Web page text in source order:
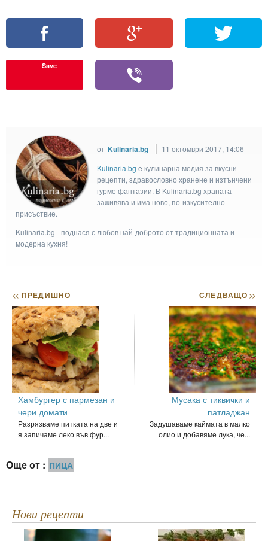
Save
от Kulinaria.bg
11 октомври 2017, 14:06
Kulinaria.bg e кулинарна медия за вкусни
рецепти, здравословно хранене и изтънчени
гурме фантазии. В Kulinaria.bg храната
заживява и има ново, по-изкусително
присъствие.
Kulinaria.bg - поднася с любов най-доброто от традиционната и
модерна кухня!
<< ПРЕДИШНО
Хамбургер с пармезан и
чери домати
Разрязваме питката на две и
я запичаме леко във фур...
СЛЕДВАЩО>>
Мусака с тиквички и
патладжан
Задушаваме каймата в малко
олио и добавяме лука, че...
Още от : ПИЦА
Нови рецепти